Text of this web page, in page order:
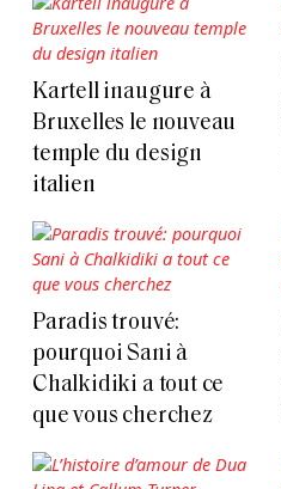
Kartell inaugure à
Bruxelles le nouveau
temple du design
italien
Paradis trouvé:
pourquoi Sani à
Chalkidiki a tout ce
que vous cherchez